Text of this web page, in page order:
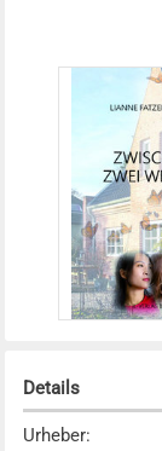
Details
Urheber: